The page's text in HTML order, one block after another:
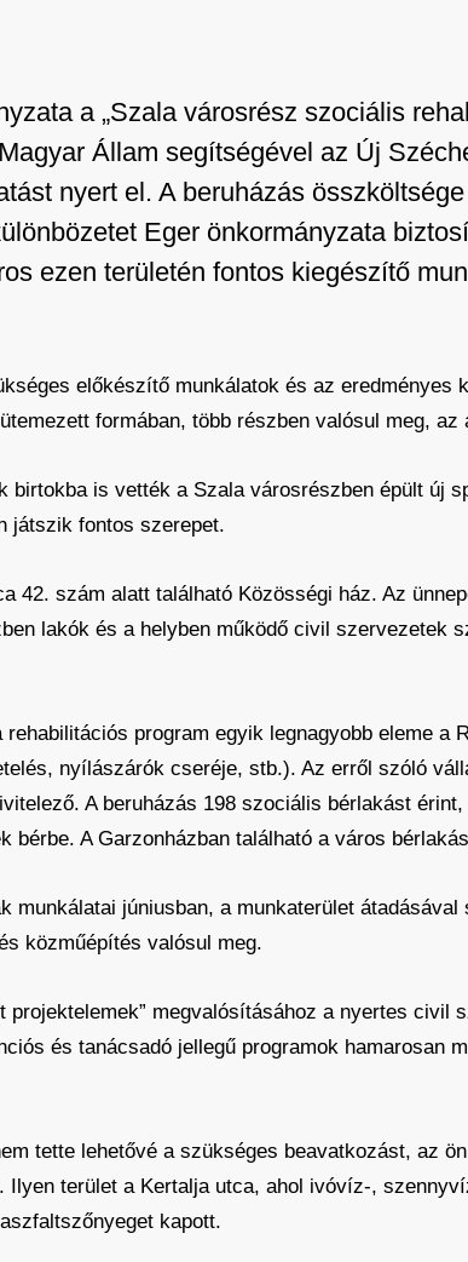
a „Szala városrész szociális
Állam segítségével az Új
nyert el. A beruházás
Eger önkormányzata
ezen területén fontos kiegészítő
előkészítő munkálatok és az eredményes
formában, több részben valósul meg, az
birtokba is vették a Szala városrészben épült új
játszik fontos szerepet.
42. szám alatt található Közösségi ház. Az
lakók és a helyben működő civil szervezetek
program egyik legnagyobb eleme a
nyílászárók cseréje, stb.). Az erről szóló
A beruházás 198 szociális bérlakást
bérbe. A Garzonházban található a város
munkálatai júniusban, a munkaterület
közműépítés valósul meg.
projektelemek” megvalósításához a nyertes
és tanácsadó jellegű programok hamarosan
tette lehetővé a szükséges beavatkozást, az
Ilyen terület a Kertalja utca, ahol ivóvíz-,
kapott.